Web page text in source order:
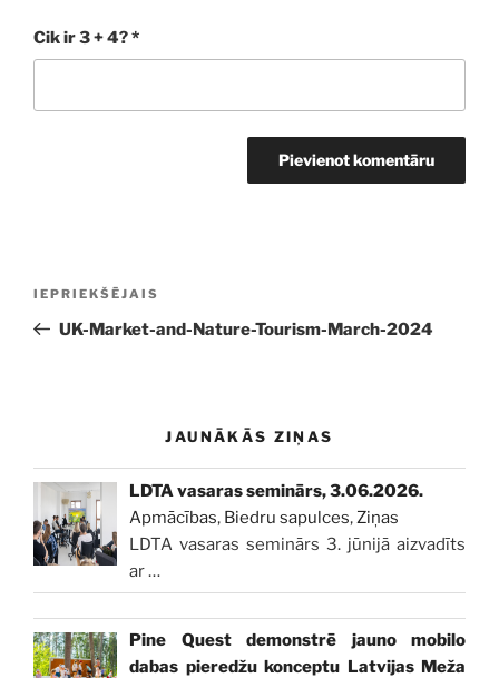
Cik ir 3 + 4?*
Iepriekšējā
ziņa:
IEPRIEKŠĒJAIS
UK-Market-and-Nature-Tourism-March-2024
JAUNĀKĀS ZIŅAS
LDTA vasaras seminārs, 3.06.2026.
Apmācības, Biedru sapulces, Ziņas
LDTA vasaras seminārs 3. jūnijā aizvadīts
ar…
Pine Quest demonstrē jauno mobilo
dabas pieredžu konceptu Latvijas Meža